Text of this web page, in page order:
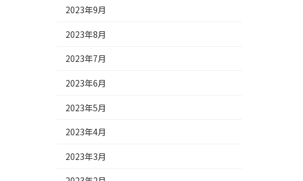
2023年9月
2023年8月
2023年7月
2023年6月
2023年5月
2023年4月
2023年3月